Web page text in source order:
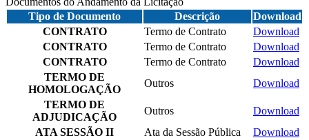
Tipo de Documento
Descrição
Download
CONTRATO
Termo de Contrato
Download
CONTRATO
Termo de Contrato
Download
CONTRATO
Termo de Contrato
Download
TERMO DE
HOMOLOGAÇÃO
Outros
Download
TERMO DE
ADJUDICAÇÃO
Outros
Download
ATA SESSÃO II
Ata da Sessão Pública
Download